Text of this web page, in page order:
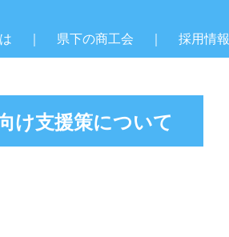
県下の商工会 採用情報
け支援策について